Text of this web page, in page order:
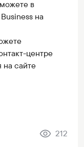
в
на
центре
на сайте
212